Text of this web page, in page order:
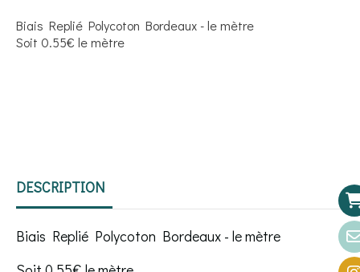
Biais Replié Polycoton Bordeaux - le mètre
Soit 0.55€ le mètre
DESCRIPTION
Biais Replié Polycoton Bordeaux - le mètre